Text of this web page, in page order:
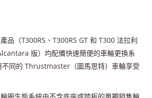
品（T300RS、T300RS GT 和 T300 法拉利
版）均配備快速簡便的車輪更換系
不同的 Thrustmaster（圖馬思特）車輪享受